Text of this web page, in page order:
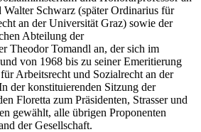
Walter Schwarz (später Ordinarius für
an der Universität Graz) sowie der
Abteilung der
Theodor Tomandl an, der sich im
von 1968 bis zu seiner Emeritierung
Arbeitsrecht und Sozialrecht an der
der konstituierenden Sitzung der
Floretta zum Präsidenten, Strasserund
gewählt, alle übrigen Proponenten
der Gesellschaft.